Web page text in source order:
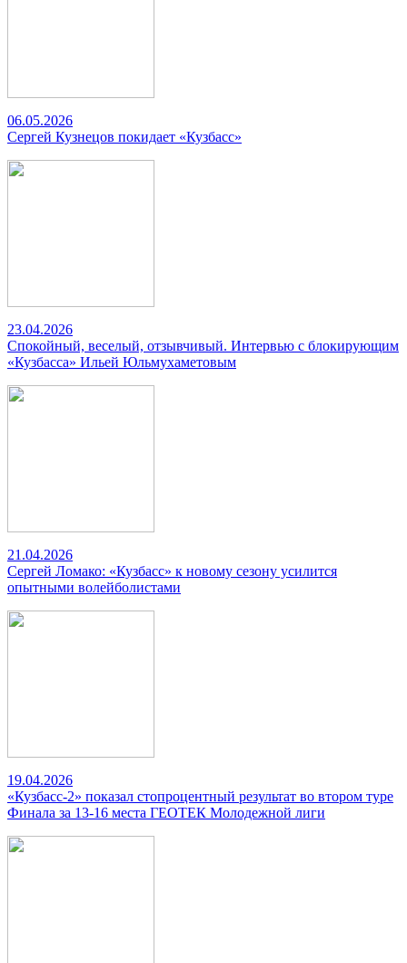
06.05.2026
Сергей Кузнецов покидает «Кузбасс»
23.04.2026
Спокойный, веселый, отзывчивый. Интервью с блокирующим
«Кузбасса» Ильей Юльмухаметовым
21.04.2026
Сергей Ломако: «Кузбасс» к новому сезону усилится
опытными волейболистами
19.04.2026
«Кузбасс-2» показал стопроцентный результат во втором туре
Финала за 13-16 места ГЕОТЕК Молодежной лиги